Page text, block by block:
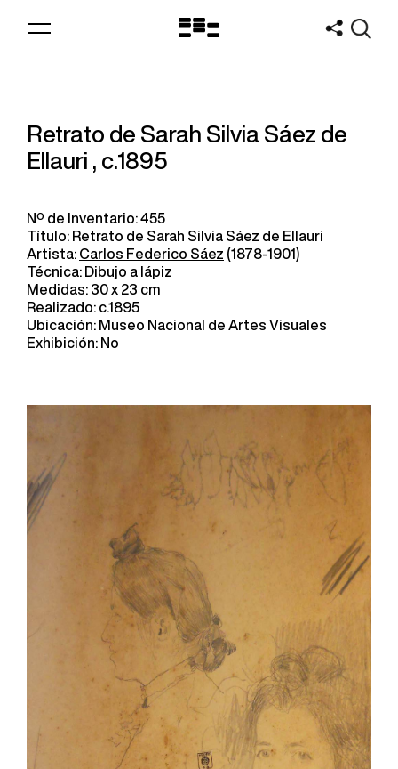
Logo
Retrato de Sarah Silvia Sáez de
Ellauri , c.1895
Nº de Inventario: 455
Título: Retrato de Sarah Silvia Sáez de Ellauri
Artista: Carlos Federico Sáez (1878-1901)
Técnica: Dibujo a lápiz
Medidas: 30 x 23 cm
Realizado: c.1895
Ubicación: Museo Nacional de Artes Visuales
Exhibición: No